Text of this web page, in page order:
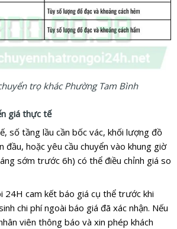
trọ khác Phường Tam Bình
giá thực tế
số tầng lầu cần bốc vác, khối lượng đồ
đầu, hoặc yêu cầu chuyển vào khung giờ
sớm trước 6h) có thể điều chỉnh giá so
24H cam kết báo giá cụ thể trước khi
chi phí ngoài báo giá đã xác nhận. Nếu
viên thông báo và xin phép khách